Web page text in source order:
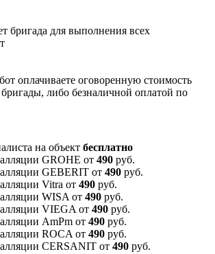
бригада для выполнения всех
оплачиваете оговоренную стоимость
либо безналичной оплатой по
на объект бесплатно
GROHE от 490 руб.
GEBERIT от 490 руб.
Vitra от 490 руб.
WISA от 490 руб.
VIEGA от 490 руб.
AmPm от 490 руб.
ROCA от 490 руб.
CERSANIT от 490 руб.